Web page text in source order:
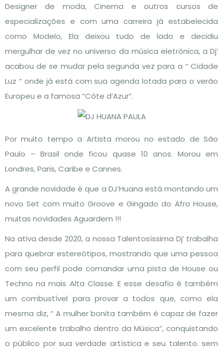
Designer de moda, Cinema e outros cursos de
especializações e com uma carreira já estabelecida
como Modelo, Ela deixou tudo de lado e decidiu
mergulhar de vez no universo da música eletrônica, a Dj’
acabou de se mudar pela segunda vez para a “ Cidade
Luz “ onde já está com sua agenda lotada para o verão
Europeu e a famosa “Côte d’Azur”.
Por muito tempo a Artista morou no estado de São
Paulo – Brasil onde ficou quase 10 anos. Morou em
Londres, Paris, Caribe e Cannes.
A grande novidade é que a DJ’Huana está montando um
novo Set com muito Groove e Gingado do Afro House,
muitas novidades Aguardem !!!
Na ativa desde 2020, a nossa Talentosíssima Dj’ trabalha
para quebrar estereótipos, mostrando que uma pessoa
com seu perfil pode comandar uma pista de House ou
Techno na mais Alta Classe. E esse desafio é também
um combustível para provar a todos que, como ela
mesma diz, “ A mulher bonita também é capaz de fazer
um excelente trabalho dentro da Música”, conquistando
o público por sua verdade artística e seu talento. sem